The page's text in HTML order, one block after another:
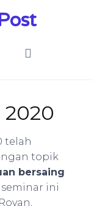
2020
telah
topik
bersaing
seminar ini